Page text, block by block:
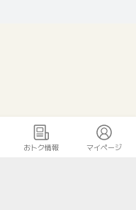
おトク情報 マイページ